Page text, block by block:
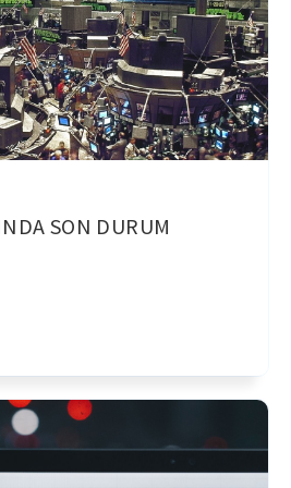
SON DURUM